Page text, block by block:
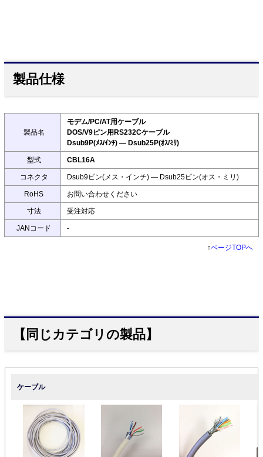
製品仕様
製品名
モデム/PC/AT用ケーブル
DOS/V9ピン用RS232Cケーブル
Dsub9P(ﾒｽ/ｲﾝﾁ) ― Dsub25P(ｵｽ/ﾐﾘ)
型式 CBL16A
コネクタ Dsub9ピン(メス・インチ) ― Dsub25ピン(オス・ミリ)
RoHS お問い合わせください
寸法 受注対応
JANコード -
↑ページTOPへ
【同じカテゴリの製品】
ケーブル